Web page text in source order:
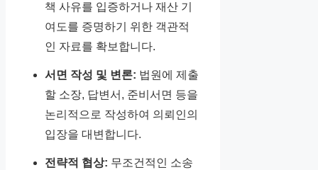
책 사유를 입증하거나 재산 기
여도를 증명하기 위한 객관적
인 자료를 확보합니다.
서면 작성 및 변론: 법원에 제출
할 소장, 답변서, 준비서면 등을
논리적으로 작성하여 의뢰인의
입장을 대변합니다.
전략적 협상: 무조건적인 소송